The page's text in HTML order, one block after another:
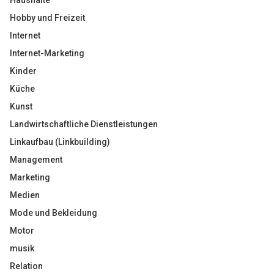
Hobby und Freizeit
Internet
Internet-Marketing
Kinder
Küche
Kunst
Landwirtschaftliche Dienstleistungen
Linkaufbau (Linkbuilding)
Management
Marketing
Medien
Mode und Bekleidung
Motor
musik
Relation